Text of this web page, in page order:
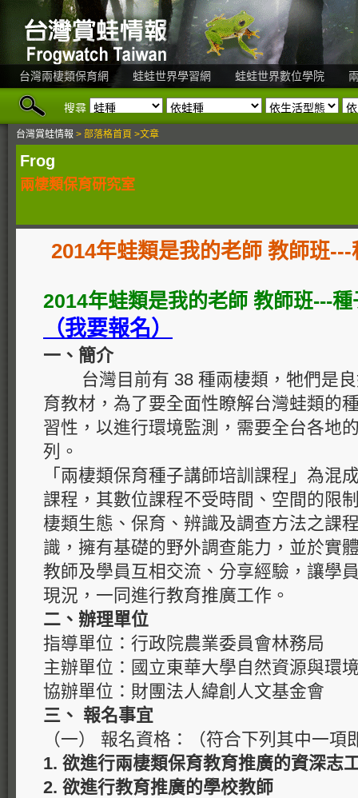
台灣兩棲類保育網 蛙蛙世界學習網 蛙蛙世界數位學院
搜尋
台灣賞蛙情報 > 部落格首頁 >文章
Frog
兩棲類保育研究室
2014年蛙類是我的老師 教師班
2014年蛙類是我的老師 教師班---
（我要報名）
一、簡介
台灣目前有 38 種兩棲類，牠們是良
育教材，為了要全面性瞭解台灣蛙類的
習性，以進行環境監測，需要全台各地
列。
「兩棲類保育種子講師培訓課程」為混
課程，其數位課程不受時間、空間的限
棲類生態、保育、辨識及調查方法之課
識，擁有基礎的野外調查能力，並於實
教師及學員互相交流、分享經驗，讓學
現況，一同進行教育推廣工作。
二、辦理單位
指導單位：行政院農業委員會林務局
主辦單位：國立東華大學自然資源與環
協辦單位：財團法人緯創人文基金會
三、 報名事宜
（一） 報名資格：（符合下列其中一項
1. 欲進行兩棲類保育教育推廣的資深志
2. 欲進行教育推廣的學校教師